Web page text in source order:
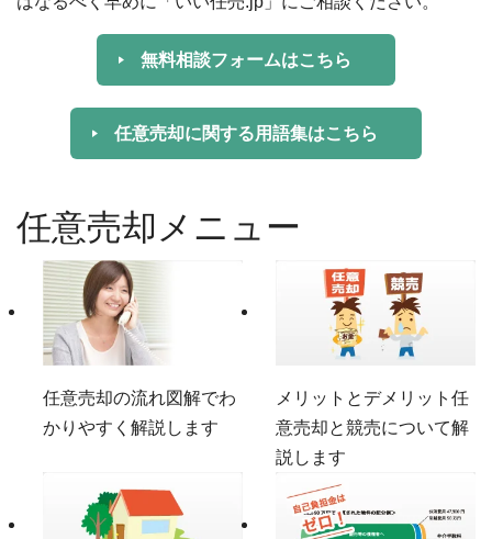
無料相談フォームはこちら
任意売却に関する用語集はこちら
任意売却メニュー
任意売却の流れ図解でわ
かりやすく解説します
メリットとデメリット 任
意売却と競売について解
説します